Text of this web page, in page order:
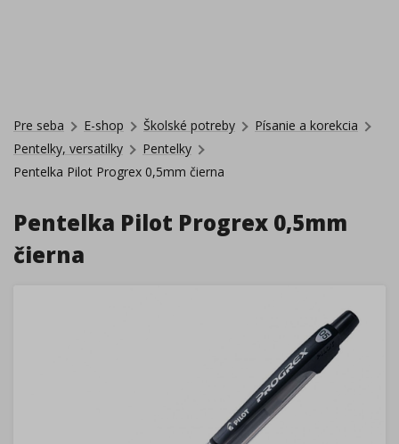
Pre seba E-shop Školské potreby
Písanie a korekcia
Pentelky, versatilky
Pentelky
Pentelka Pilot Progrex 0,5mm čierna
Pentelka Pilot Progrex 0,5mm
čierna